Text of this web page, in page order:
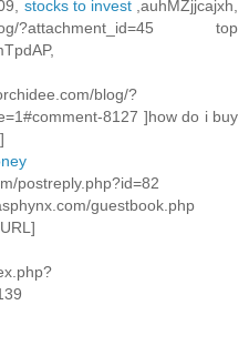
stocks to invest,auhMZjjcajxh,
blog/?attachment_id=45 top
blog/?
8127 ]how do i buy
postreply.php?id=82
guestbook.php